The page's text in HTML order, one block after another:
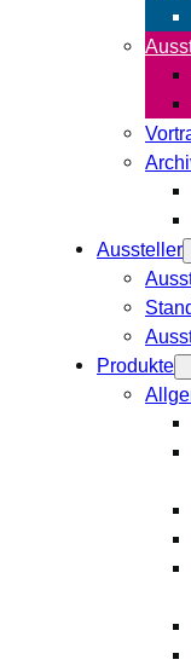
Aussteller
Produkte